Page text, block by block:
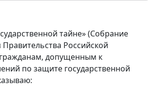
тайне» (Собрание
Российской
гражданам, допущенным к
по защите государственной